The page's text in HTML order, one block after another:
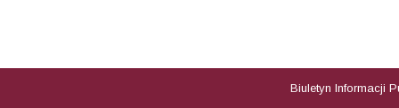
Biuletyn Informacji